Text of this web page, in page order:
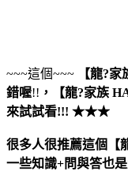
~~~這個~~~ 【龍?
錯喔!! ， 【龍?家族
來試試看!!! ★★★
很多人很推薦這個【
一些知識+問與答也